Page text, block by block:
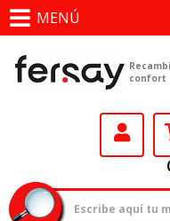
MENÚ
confort